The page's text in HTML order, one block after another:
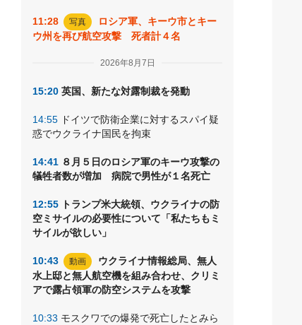
11:28 写真
ロシア軍、キーウ市とキー
ウ州を再び航空攻撃 死者計４名
2026年8月7日
15:20 英国、新たな対露制裁を発動
14:55 ドイツで防衛企業に対するスパイ疑
惑でウクライナ国民を拘束
14:41 ８月５日のロシア軍のキーウ攻撃の
犠牲者数が増加 病院で男性が１名死亡
12:55 トランプ米大統領、ウクライナの防
空ミサイルの必要性について「私たちもミ
サイルが欲しい」
10:43 動画
ウクライナ情報総局、無人
水上邸と無人航空機を組み合わせ、クリミ
アで露占領軍の防空システムを攻撃
10:33 モスクワでの爆発で死亡したとみら